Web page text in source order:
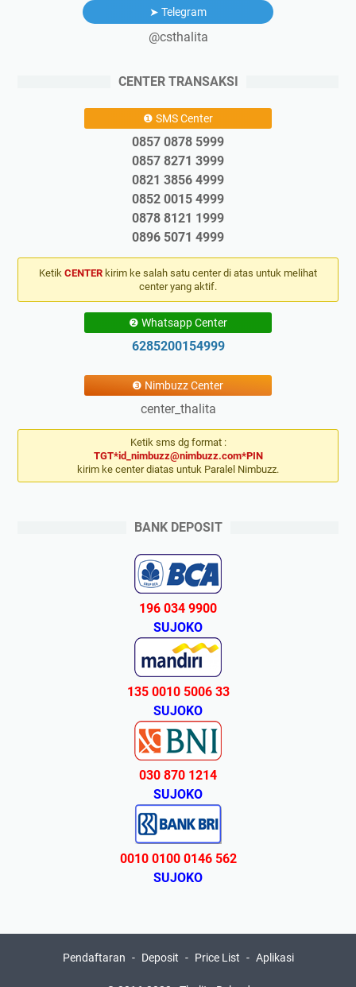
➤ Telegram
@csthalita
CENTER TRANSAKSI
❶ SMS Center
0857 0878 5999
0857 8271 3999
0821 3856 4999
0852 0015 4999
0878 8121 1999
0896 5071 4999
Ketik CENTER kirim ke salah satu center di atas untuk melihat
center yang aktif.
❷ Whatsapp Center
6285200154999
❸ Nimbuzz Center
center_thalita
Ketik sms dg format :
TGT*id_nimbuzz@nimbuzz.com*PIN
kirim ke center diatas untuk Paralel Nimbuzz.
BANK DEPOSIT
196 034 9900
SUJOKO
135 0010 5006 33
SUJOKO
030 870 1214
SUJOKO
0010 0100 0146 562
SUJOKO
Pendaftaran Deposit Price List Aplikasi